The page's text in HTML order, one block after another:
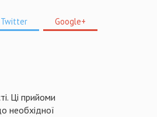
Twitter Google+
Ці прийоми
необхідної